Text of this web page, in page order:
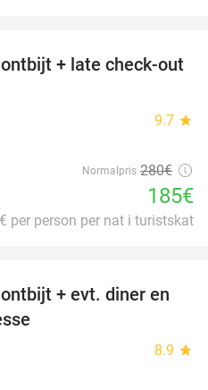
34%
+ late check-out
9.7 star
Normalpris 280€
185€
per person per nat i turistskat
37%
+ evt. diner en
8.9 star